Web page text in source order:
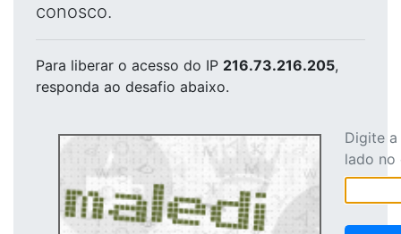
conosco.
Para liberar o acesso do IP 216.73.216.205,
responda ao desafio abaixo.
Digite
lado no